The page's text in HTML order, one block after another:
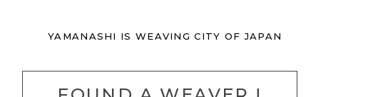
YAMANASHI IS WEAVING CITY OF JAPAN